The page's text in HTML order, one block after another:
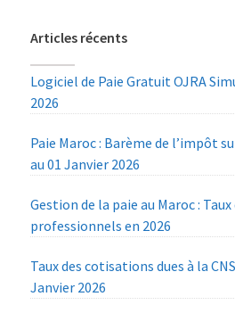
Articles récents
Logiciel de Paie Gratuit OJRA
2026
Paie Maroc : Barème de l’impôt
au 01 Janvier 2026
Gestion de la paie au Maroc :
professionnels en 2026
Taux des cotisations dues à la
Janvier 2026